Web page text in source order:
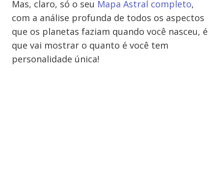
Mas, claro, só o seu Mapa Astral completo,
com a análise profunda de todos os aspectos
que os planetas faziam quando você nasceu, é
que vai mostrar o quanto é você tem
personalidade única!